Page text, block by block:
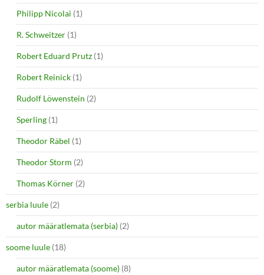
Philipp Nicolai (1)
R. Schweitzer (1)
Robert Eduard Prutz (1)
Robert Reinick (1)
Rudolf Löwenstein (2)
Sperling (1)
Theodor Räbel (1)
Theodor Storm (2)
Thomas Körner (2)
serbia luule (2)
autor määratlemata (serbia) (2)
soome luule (18)
autor määratlemata (soome) (8)